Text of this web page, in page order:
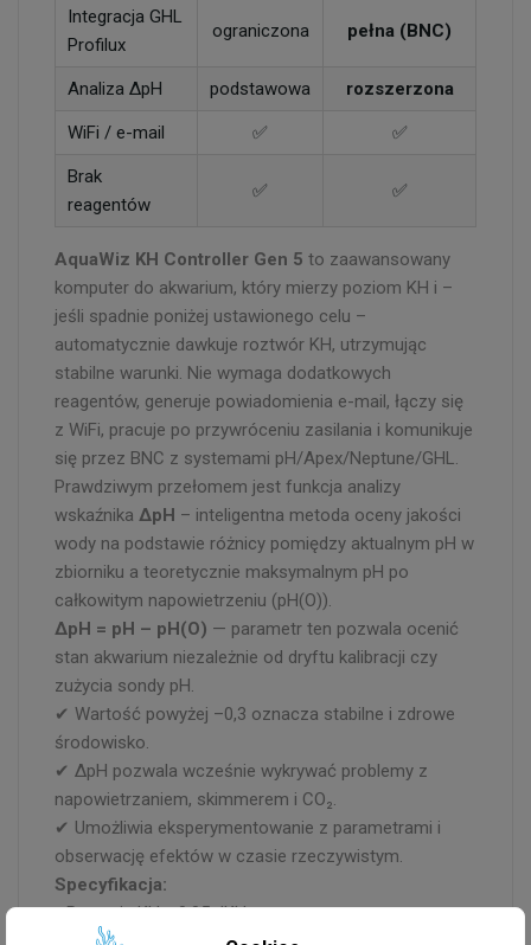
Integracja GHL
Profilux
ograniczona pełna (BNC)
Analiza ΔpH podstawowa rozszerzona
WiFi / e-mail ✅ ✅
Brak
reagentów
✅ ✅
AquaWiz KH Controller Gen 5 to zaawansowany
komputer do akwarium, który mierzy poziom KH i –
jeśli spadnie poniżej ustawionego celu –
automatycznie dawkuje roztwór KH, utrzymując
stabilne warunki. Nie wymaga dodatkowych
reagentów, generuje powiadomienia e-mail, łączy się
z WiFi, pracuje po przywróceniu zasilania i komunikuje
się przez BNC z systemami pH/Apex/Neptune/GHL.
Prawdziwym przełomem jest funkcja analizy
wskaźnika ΔpH – inteligentna metoda oceny jakości
wody na podstawie różnicy pomiędzy aktualnym pH w
zbiorniku a teoretycznie maksymalnym pH po
całkowitym napowietrzeniu (pH(O)).
ΔpH = pH – pH(O) — parametr ten pozwala ocenić
stan akwarium niezależnie od dryftu kalibracji czy
zużycia sondy pH.
✔ Wartość powyżej –0,3 oznacza stabilne i zdrowe
środowisko.
✔ ΔpH pozwala wcześnie wykrywać problemy z
napowietrzaniem, skimmerem i CO₂.
✔ Umożliwia eksperymentowanie z parametrami i
obserwację efektów w czasie rzeczywistym.
Specyfikacja:
- Precyzja KH: ±0,05 dKH